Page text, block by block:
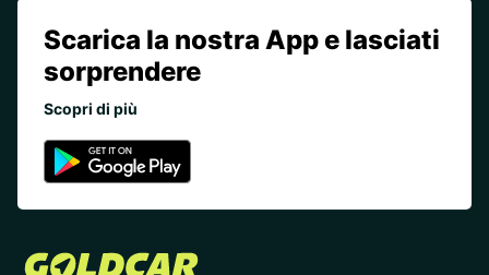
Scarica la nostra App e lasciati
sorprendere
Scopri di più